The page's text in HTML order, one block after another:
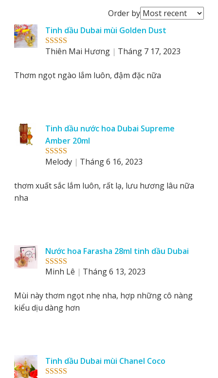
Order byOrder
reviews
by
Rated5 out
Tinh dầu Dubai mùi Golden Dust
Thiên Mai Hương
Tháng 7 17, 2023
Thơm ngọt ngào lắm luôn, đậm đặc nữa
Rated5out
Tinh dầu nước hoa Dubai Supreme
Amber 20ml
Melody
Tháng 6 16, 2023
thơm xuất sắc lắm luôn, rất lạ, lưu hương lâu nữa
nha
Rated 5out
Nước hoa Farasha 28ml tinh dầu Dubai
Minh Lê
Tháng 6 13, 2023
Mùi này thơm ngọt nhẹ nha, hợp những cô nàng
kiểu dịu dàng hơn
Tinh dầu Dubai mùi Chanel Coco